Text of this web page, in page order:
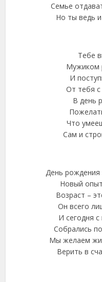
Семье
Но ты ведь
Тебе
Мужиком
И
От тебя
В день
Что
Сам и
День рождения
Новый
Возраст –
Он всего
И сегодня
Собрались
Мы желаем
Верить в